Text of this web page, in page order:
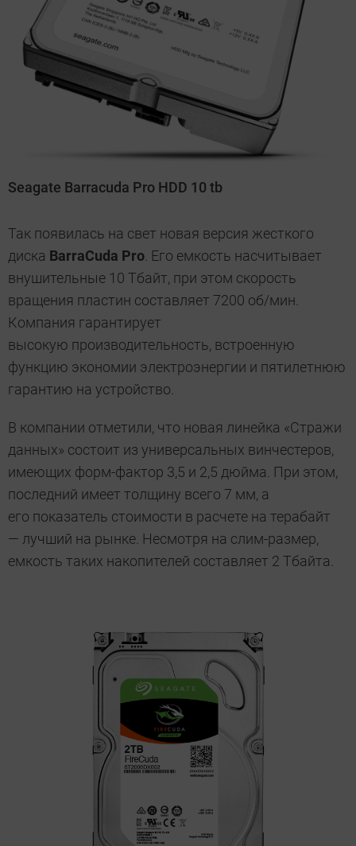
Seagate Barracuda Pro HDD 10 tb
Так появилась на свет новая версия жесткого
диска BarraCuda Pro. Его емкость насчитывает
внушительные 10 Тбайт, при этом скорость
вращения пластин составляет 7200 об/мин.
Компания гарантирует
высокую производительность, встроенную
функцию экономии электроэнергии и пятилетнюю
гарантию на устройство.
В компании отметили, что новая линейка «Стражи
данных» состоит из универсальных винчестеров,
имеющих форм-фактор 3,5 и 2,5 дюйма. При этом,
последний имеет толщину всего 7 мм, а
его показатель стоимости в расчете на терабайт
— лучший на рынке. Несмотря на слим-размер,
емкость таких накопителей составляет 2 Тбайта.